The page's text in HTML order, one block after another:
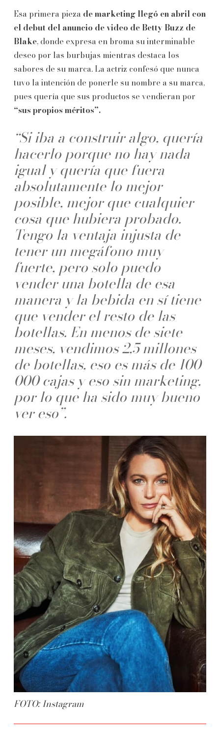
Esa primera pieza de marketing llegó en abril con
el debut del anuncio de video de Betty Buzz de
Blake, donde expresa en broma su interminable
deseo por las burbujas mientras destaca los
sabores de su marca. La actriz confesó que nunca
tuvo la intención de ponerle su nombre a su marca,
pues quería que sus productos se vendieran por
“sus propios méritos”.
“Si iba a construir algo, quería
hacerlo porque no hay nada
igual y quería que fuera
absolutamente lo mejor
posible, mejor que cualquier
cosa que hubiera probado.
Tengo la ventaja injusta de
tener un megáfono muy
fuerte, pero solo puedo
vender una botella de esa
manera y la bebida en sí tiene
que vender el resto de las
botellas. En menos de siete
meses, vendimos 2,5 millones
de botellas, eso es más de 100
000 cajas y eso sin marketing,
por lo que ha sido muy bueno
ver eso”.
FOTO: Instagram